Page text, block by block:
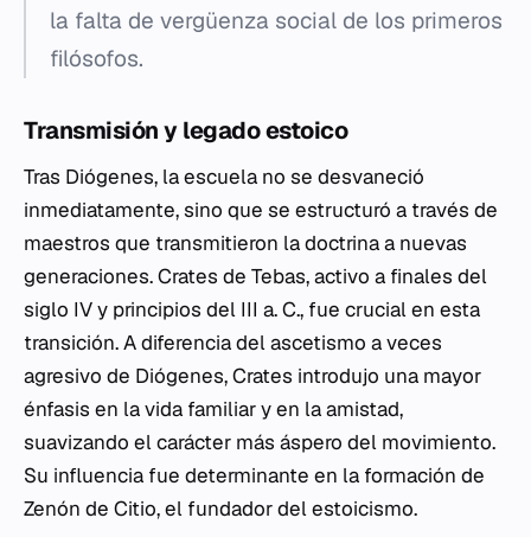
la falta de vergüenza social de los primeros
filósofos.
Transmisión y legado estoico
Tras Diógenes, la escuela no se desvaneció
inmediatamente, sino que se estructuró a través de
maestros que transmitieron la doctrina a nuevas
generaciones. Crates de Tebas, activo a finales del
siglo IV y principios del III a. C., fue crucial en esta
transición. A diferencia del ascetismo a veces
agresivo de Diógenes, Crates introdujo una mayor
énfasis en la vida familiar y en la amistad,
suavizando el carácter más áspero del movimiento.
Su influencia fue determinante en la formación de
Zenón de Citio, el fundador del estoicismo.